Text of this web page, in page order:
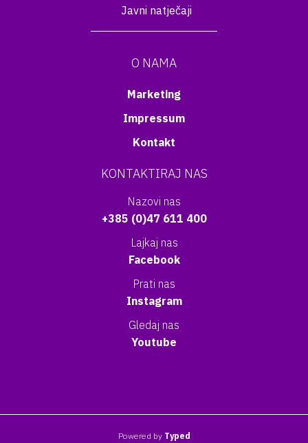
Javni natječaji
O NAMA
Marketing
Impressum
Kontakt
KONTAKTIRAJ NAS
Nazovi nas
+385 (0)47 611 400
Lajkaj nas
Facebook
Prati nas
Instagram
Gledaj nas
Youtube
Powered by Typed